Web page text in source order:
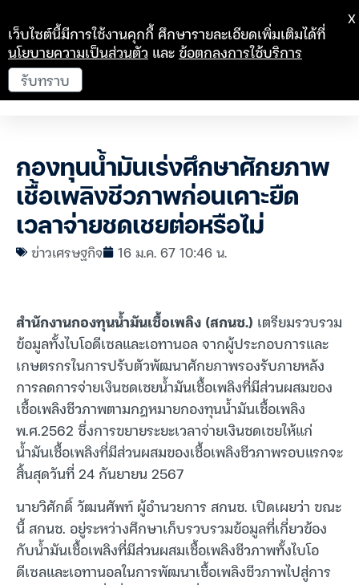
กองทุนน้ำมันเร่งศึกษาศักยภาพ
เชื้อเพลิงชีวภาพก่อนเคาะยืด
เวลาจ่ายชดเชยต่อหรือไม่
ข่าวเศรษฐกิจ 16 ม.ค. 67 10:46 น.
สำนักงานกองทุนน้ำมันเชื้อเพลิง (สกนช.) เตรียมรวบรวม
ข้อมูลทั้งไบโอดีเซลและเอทานอล จากผู้ประกอบการและ
เกษตรกรในการปรับตัวพัฒนาศักยภาพรองรับภายหลัง
การลดการจ่ายเงินชดเชยน้ำมันเชื้อเพลิงที่มีส่วนผสมของ
เชื้อเพลิงชีวภาพตามกฎหมายกองทุนน้ำมันเชื้อเพลิง
พ.ศ.2562 ซึ่งการขยายระยะเวลาจ่ายเงินชดเชยให้แก่
น้ำมันเชื้อเพลิงที่มีส่วนผสมของเชื้อเพลิงชีวภาพรอบแรกจะ
สิ้นสุดวันที่ 24 กันยายน 2567
นายวิศักดิ์ วัฒนศัพท์ ผู้อำนวยการ สกนช. เปิดเผยว่า ขณะ
นี้ สกนช. อยู่ระหว่างศึกษาเก็บรวบรวมข้อมูลที่เกี่ยวข้อง
กับน้ำมันเชื้อเพลิงที่มีส่วนผสมเชื้อเพลิงชีวภาพทั้งไบโอ
ดีเซลและเอทานอลในการพัฒนาเชื้อเพลิงชีวภาพไปสู่การ
เว็บไซต์นี้มีการใช้งานคุกกี้ ศึกษารายละเอียดเพิ่มเติมได้ที่
นโยบายความเป็นส่วนตัว และข้อตกลงการใช้บริการ
รับทราบ
X